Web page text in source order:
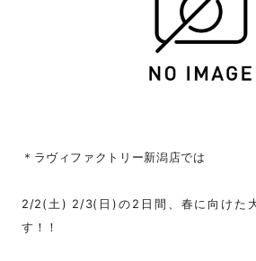
＊ラヴィファクトリー新潟店では
2/2(土) 2/3(日)の2日間、春に向けた
す！！